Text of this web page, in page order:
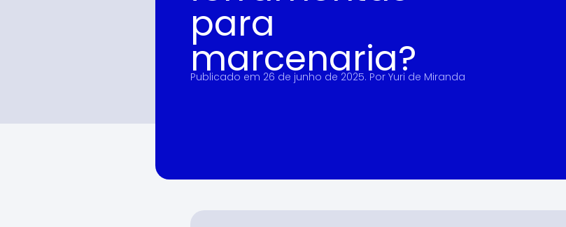
para
marcenaria?
Publicado em 26 de junho de 2025. Por Yuri de Miranda